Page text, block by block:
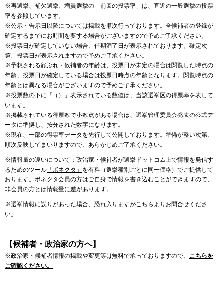
※再選挙、補欠選挙、増員選挙の「前回の投票率」は、直近の一般選挙の投票
率を参照しています。
※公示・告示日以降については掲載を順次行っております。全候補者の登録が
確定するまでにお時間を要する場合がございますので予めご了承ください。
※投票日が確定していない場合、任期満了日が表示されております。確定次
第、投票日が表示されますので予めご了承ください。
※予想される顔ぶれ・候補者の年齢は、投票日が未定の場合は閲覧した時点の
年齢、投票日が確定している場合は投票日時点の年齢となります。閲覧時点の
年齢とは異なる場合がございますので予めご了承ください。
※投票数の下に「（）」表示されている数値は、当該選挙区の得票率を表して
います。
※掲載されている得票数で小数点がある場合は、選挙管理委員会発表の公式デ
ータに準拠し、按分された数字になります。
※現在、一部の得票率データを先行して公開しております。準備が整い次第、
順次反映してまいりますので、あらかじめご了承ください。
※情報量の違いについて：政治家・候補者が選挙ドットコム上で情報を発信す
るためのツール 「ボネクタ」 を有料（選挙種別ごとに同一価格）でご提供して
おります。ボネクタ会員の方はご自身で情報を書き込むことができますので、
非会員の方とは情報量に差があります。
※選挙情報に誤りがあった場合、恐れ入りますがこちら よりお問合せくださ
い。
【候補者・政治家の方へ】
※政治家・候補者情報の掲載や変更等は無料で承っておりますので、 こちらを
ご確認ください。